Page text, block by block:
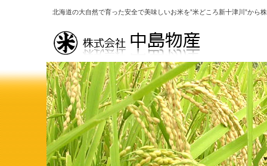
北海道の大自然で育った安全で美味しいお米を”米どころ新十津川”から